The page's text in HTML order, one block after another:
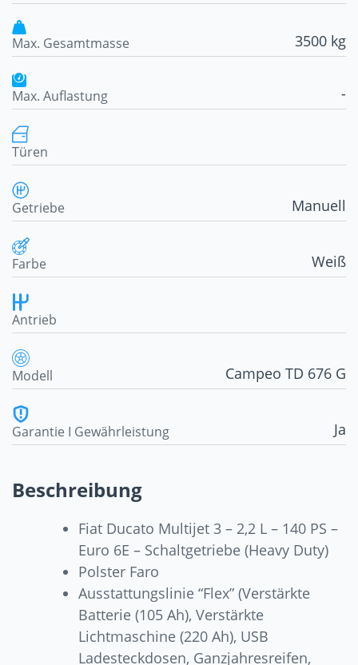
Max. Gesamtmasse 3500 kg
Max. Auflastung -
Türen
Getriebe Manuell
Farbe Weiß
Antrieb
Modell Campeo TD 676 G
Garantie I Gewährleistung Ja
Beschreibung
Fiat Ducato Multijet 3 – 2,2 L – 140 PS –
Euro 6E – Schaltgetriebe (Heavy Duty)
Polster Faro
Ausstattungslinie “Flex” (Verstärkte
Batterie (105 Ah), Verstärkte
Lichtmaschine (220 Ah), USB
Ladesteckdosen, Ganzjahresreifen,